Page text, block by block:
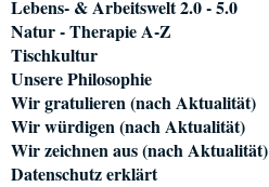
Lebens- & Arbeitswelt 2.0 - 5.0
Natur - Therapie A-Z
Tischkultur
Unsere Philosophie
Wir gratulieren (nach Aktualität)
Wir würdigen (nach Aktualität)
Wir zeichnen aus (nach Aktualität)
Datenschutz erklärt